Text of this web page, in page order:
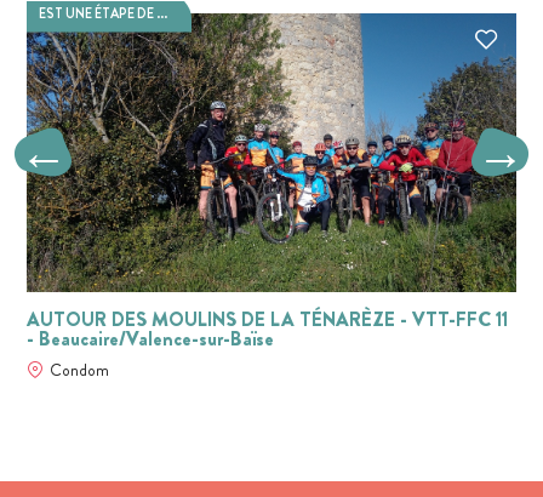
AUTOUR DES MOULINS DE LA TÉNARÈZE - VTT-FFC 11
- Beaucaire/Valence-sur-Baïse
Condom
EST UNE ÉTAPE DE ...